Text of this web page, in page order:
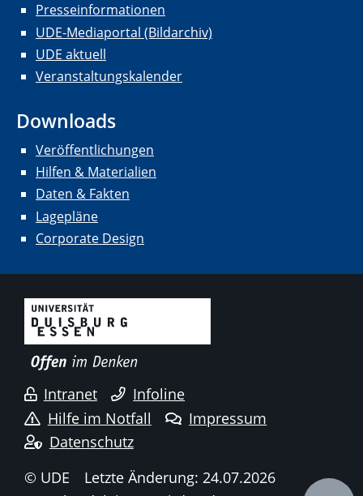
Presseinformationen
UDE-Mediaportal (Bildarchiv)
UDE aktuell
Veranstaltungskalender
Downloads
Veröffentlichungen
Hilfen & Materialien
Daten & Fakten
Lagepläne
Corporate Design
Intranet
Infoline
Hilfe im Notfall
Impressum
Datenschutz
© UDE
Letzte Änderung: 24.07.2026